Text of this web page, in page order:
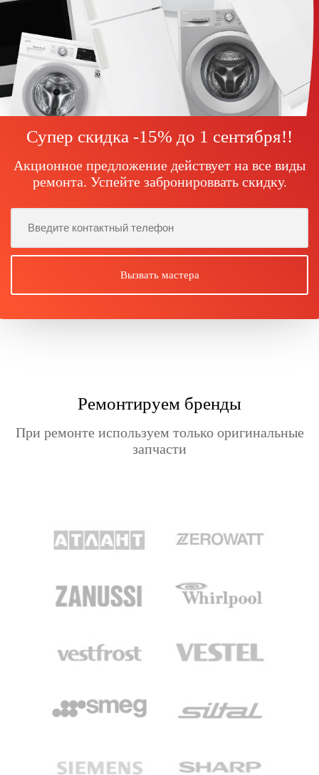
Супер скидка -15% до 1 сентября!!
Акционное предложение действует на все виды
ремонта. Успейте забронироввать скидку.
Ремонтируем бренды
При ремонте используем только оригинальные
запчасти